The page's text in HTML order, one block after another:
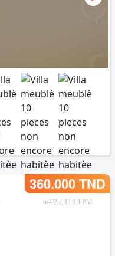
360.000 TND
6/4/25, 11:13 PM